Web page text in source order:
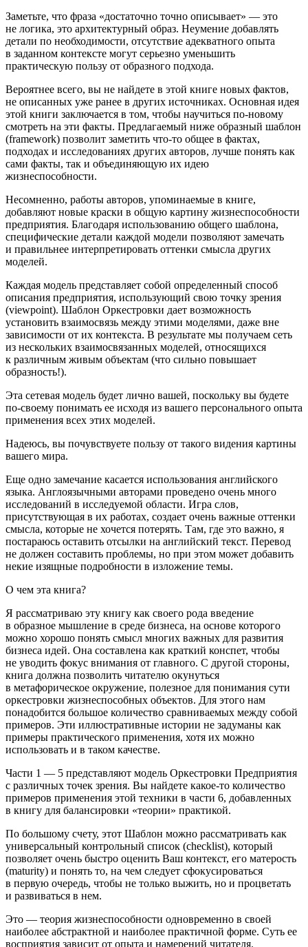
Заметьте, что фраза «достаточно точно описывает» — это
не логика, это архитектурный образ. Неумение добавлять
детали по необходимости, отсутствие адекватного опыта
в заданном контексте могут серьезно уменьшить
практическую пользу от образного подхода.
Вероятнее всего, вы не найдете в этой книге новых фактов,
не описанных уже ранее в других источниках. Основная идея
этой книги заключается в том, чтобы научиться по-новому
смотреть на эти факты. Предлагаемый ниже образный шаблон
(framework) позволит заметить что-то общее в фактах,
подходах и исследованиях других авторов, лучше понять как
сами факты, так и объединяющую их идею
жизнеспособности.
Несомненно, работы авторов, упоминаемые в книге,
добавляют новые краски в общую картину жизнеспособности
предприятия. Благодаря использованию общего шаблона,
специфические детали каждой модели позволяют замечать
и правильнее интерпретировать оттенки смысла других
моделей.
Каждая модель представляет собой определенный способ
описания предприятия, использующий свою точку зрения
(viewpoint). Шаблон Оркестровки дает возможность
установить взаимосвязь между этими моделями, даже вне
зависимости от их контекста. В результате мы получаем сеть
из нескольких взаимосвязанных моделей, относящихся
к различным живым объектам (что сильно повышает
образность!).
Эта сетевая модель будет лично вашей, поскольку вы будете
по-своему понимать ее исходя из вашего персонального опыта
применения всех этих моделей.
Надеюсь, вы почувствуете пользу от такого видения картины
вашего мира.
Еще одно замечание касается использования английского
языка. Англоязычными авторами проведено очень много
исследований в исследуемой области. Игра слов,
присутствующая в их работах, создает очень важные оттенки
смысла, которые не хочется потерять. Там, где это важно, я
постараюсь оставить отсылки на английский текст. Перевод
не должен составить проблемы, но при этом может добавить
некие изящные подробности в изложение темы.
О чем эта книга?
Я рассматриваю эту книгу как своего рода введение
в образное мышление в среде бизнеса, на основе которого
можно хорошо понять смысл многих важных для развития
бизнеса идей. Она составлена как краткий конспет, чтобы
не уводить фокус внимания от главного. С другой стороны,
книга должна позволить читателю окунуться
в метафорическое окружение, полезное для понимания сути
оркестровки жизнеспособных объектов. Для этого нам
понадобится большое количество сравниваемых между собой
примеров. Эти иллюстративные истории не задуманы как
примеры практического применения, хотя их можно
использовать и в таком качестве.
Части 1 — 5 представляют модель Оркестровки Предприятия
с различных точек зрения. Вы найдете какое-то количество
примеров применения этой техники в части 6, добавленных
в книгу для балансировки «теории» практикой.
По большому счету, этот Шаблон можно рассматривать как
универсальный контрольный список (checklist), который
позволяет очень быстро оценить Ваш контекст, его матерость
(maturity) и понять то, на чем следует сфокусироваться
в первую очередь, чтобы не только выжить, но и процветать
и развиваться в нем.
Это — теория жизнеспособности одновременно в своей
наиболее абстрактной и наиболее практичной форме. Суть ее
восприятия зависит от опыта и намерений читателя.